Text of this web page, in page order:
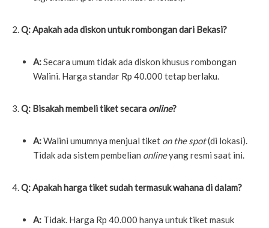
Q: Apakah ada diskon untuk rombongan dari Bekasi?
A:Secara umum tidak ada diskon khusus rombongan
Walini. Harga standar Rp 40.000 tetap berlaku.
Q: Bisakah membeli tiket secara online?
A:Walini umumnya menjual tiket on the spot(di lokasi).
Tidak ada sistem pembelian onlineyang resmi saat ini.
Q: Apakah harga tiket sudah termasuk wahana di dalam?
A: Tidak. Harga Rp 40.000 hanya untuk tiket masuk